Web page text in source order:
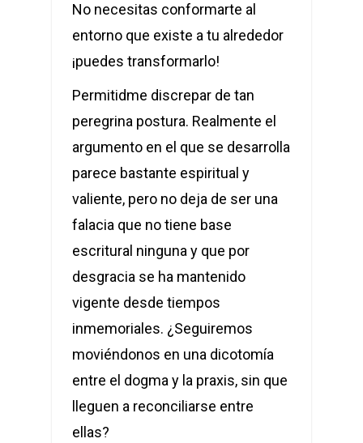
No necesitas conformarte al
entorno que existe a tu alrededor
¡puedes transformarlo!
Permitidme discrepar de tan
peregrina postura. Realmente el
argumento en el que se desarrolla
parece bastante espiritual y
valiente, pero no deja de ser una
falacia que no tiene base
escritural ninguna y que por
desgracia se ha mantenido
vigente desde tiempos
inmemoriales. ¿Seguiremos
moviéndonos en una dicotomía
entre el dogma y la praxis, sin que
lleguen a reconciliarse entre
ellas?